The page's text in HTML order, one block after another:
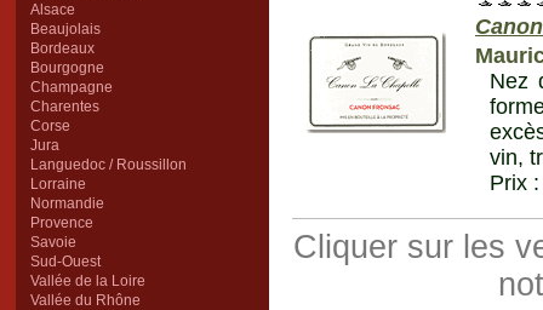
Alsace
Beaujolais
Bordeaux
Bourgogne
Champagne
Charentes
Corse
Jura
Languedoc / Roussillon
Lorraine
Normandie
Provence
Savoie
Sud-Ouest
Vallée de la Loire
Vallée du Rhône
Nez
vin,
Prix
Cliquer sur les